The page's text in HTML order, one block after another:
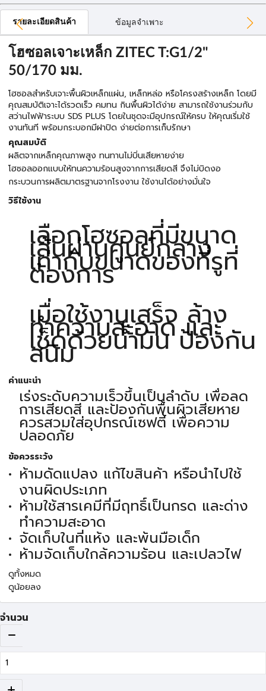
รายละเอียดสินค้า ข้อมูลจำเพาะ
โฮซอลเจาะเหล็ก ZITEC T:G1/2"
50/170 มม.
โฮซอลสำหรับเจาะพื้นผิวเหล็กแผ่น, เหล็กหล่อ หรือโครงสร้างเหล็ก โดยมี
คุณสมบัติเจาะได้รวดเร็ว คมทน กินพื้นผิวได้ง่าย สามารถใช้งานร่วมกับ
สว่านไฟฟ้าระบบ SDS PLUS โดยในชุดจะมีอุปกรณ์ให้ครบ ให้คุณเริ่มใช้
งานทันที พร้อมกระบอกมีฝาปิด ง่ายต่อการเก็บรักษา
คุณสมบัติ
ผลิตจากเหล็กคุณภาพสูง ทนทานไม่บิ่นเสียหายง่าย
โฮซอลออกแบบให้ทนความร้อนสูงจากการเสียดสี จึงไม่บิดงอ
กระบวนการผลิตมาตรฐานจากโรงงาน ใช้งานได้อย่างมั่นใจ
วิธีใช้งาน
เลือกโฮซอลที่มีขนาด
เส้นผ่านศูนย์กลาง
เท่ากับขนาดของที่รูที่
ต้องการ
เมื่อใช้งานเสร็จ ล้าง
ทำความสะอาด และ
เช็ดด้วยน้ำมัน ป้องกัน
สนิม
คำแนะนำ
เร่งระดับความเร็วขึ้นเป็นลำดับ เพื่อลด
การเสียดสี และป้องกันพื้นผิวเสียหาย
ควรสวมใส่อุปกรณ์เซฟตี้ เพื่อความ
ปลอดภัย
ข้อควรระวัง
ห้ามดัดแปลง แก้ไขสินค้า หรือนำไปใช้
งานผิดประเภท
ห้ามใช้สารเคมีที่มีฤทธิ์เป็นกรด และด่าง
ทำความสะอาด
จัดเก็บในที่แห้ง และพ้นมือเด็ก
ห้ามจัดเก็บใกล้ความร้อน และเปลวไฟ
ดูทั้งหมด
ดูน้อยลง
จำนวน